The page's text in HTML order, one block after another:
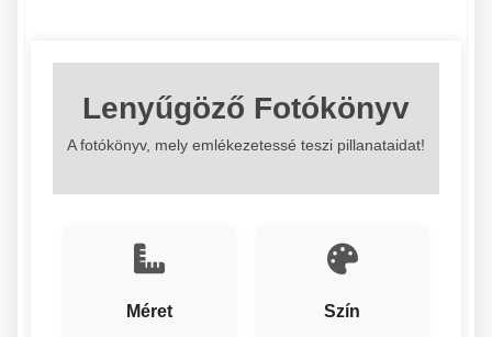
Lenyűgöző Fotókönyv
A fotókönyv, mely emlékezetessé teszi pillanataidat!
Méret Szín